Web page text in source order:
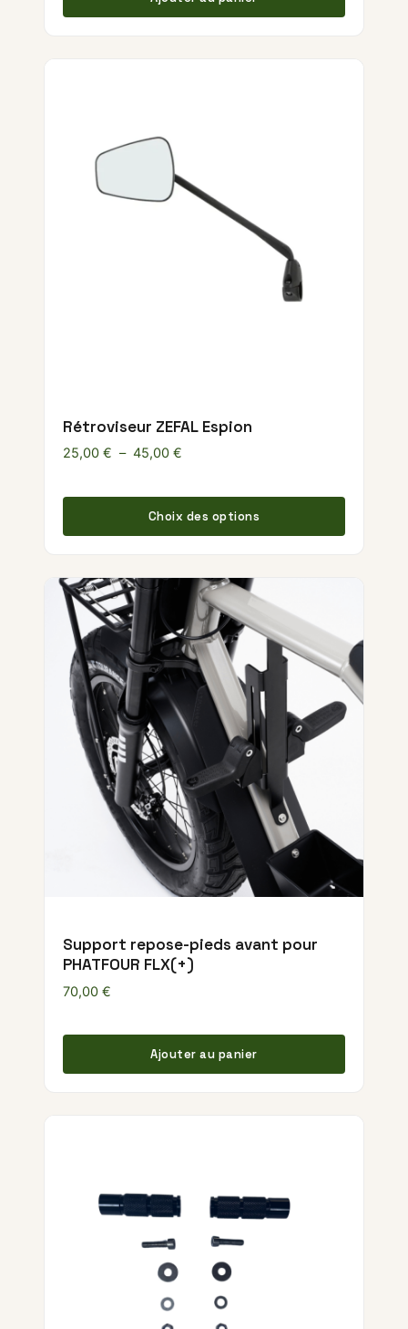
Rétroviseur ZEFAL Espion
25,00 € – 45,00 €
Choix des options
Ce
Support repose-pieds avant pour
PHATFOUR FLX(+)
70,00 €
Ajouter au panier